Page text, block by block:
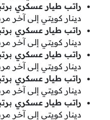
راتب طيار عسكري
دينار كويتي إلى آخر مربوط 725
راتب طيار عسكري
دينار كويتي إلى آخر مربوط 855
راتب طيار عسكري
دينار كويتي إلى آخر مربوط 1010
راتب طيار عسكري
دينار كويتي إلى آخر مربوط 1170
راتب طيار عسكري
دينار كويتي إلى آخر مربوط 1375